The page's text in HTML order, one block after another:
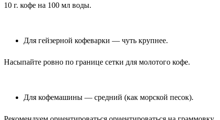
10 г. кофе на 100 мл воды.
Для гейзерной кофеварки — чуть крупнее.
Насыпайте ровно по границе сетки для молотого кофе.
Для кофемашины — средний (как морской песок).